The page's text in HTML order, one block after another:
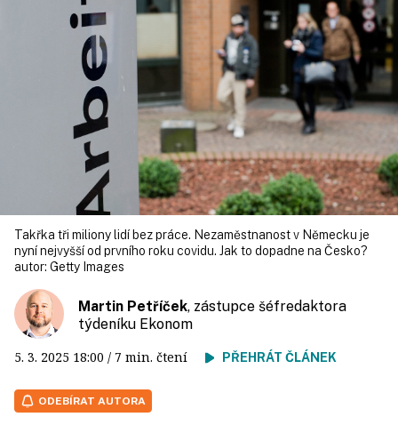
Takřka tři miliony lidí bez práce. Nezaměstnanost v Německu je
nyní nejvyšší od prvního roku covidu. Jak to dopadne na Česko?
autor: Getty Images
Martin Petříček, zástupce šéfredaktora
týdeníku Ekonom
5. 3. 2025 18:00 / 7 min. čtení PŘEHRÁT ČLÁNEK
ODEBÍRAT AUTORA